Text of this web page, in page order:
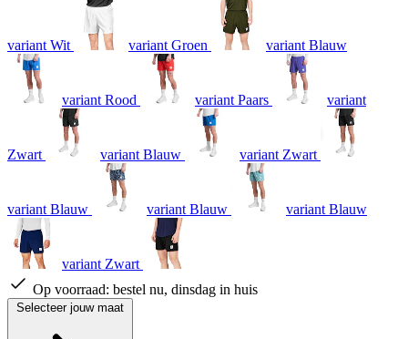
variant Wit variant Groen variant Blauw
variant Rood variant Paars variant
Zwart variant Blauw variant Zwart
variant Blauw variant Blauw variant Blauw
variant Zwart
Op voorraad: bestel nu, dinsdag in huis
Selecteer jouw maat